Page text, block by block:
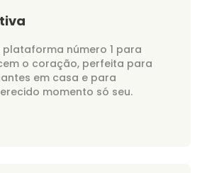
plataforma número 1 para
o coração, perfeita para
em casa e para
momento só seu.